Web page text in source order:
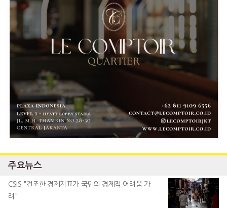
주요뉴스
CSIS "견조한 경제지표가 국민의 경제적 어려움 가
려"